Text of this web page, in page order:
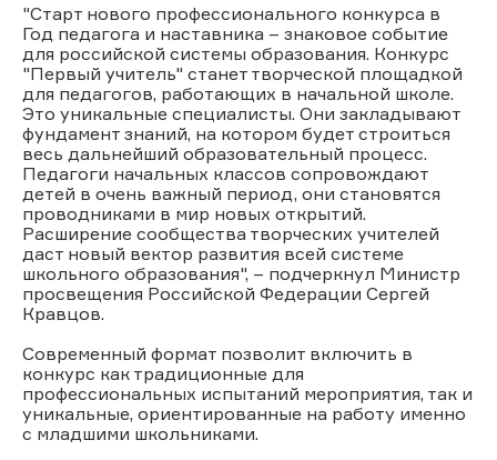
"Старт нового профессионального конкурса в
Год педагога и наставника – знаковое событие
для российской системы образования. Конкурс
"Первый учитель" станет творческой площадкой
для педагогов, работающих в начальной школе.
Это уникальные специалисты. Они закладывают
фундамент знаний, на котором будет строиться
весь дальнейший образовательный процесс.
Педагоги начальных классов сопровождают
детей в очень важный период, они становятся
проводниками в мир новых открытий.
Расширение сообщества творческих учителей
даст новый вектор развития всей системе
школьного образования", – подчеркнул Министр
просвещения Российской Федерации Сергей
Кравцов.
Современный формат позволит включить в
конкурс как традиционные для
профессиональных испытаний мероприятия, так и
уникальные, ориентированные на работу именно
с младшими школьниками.